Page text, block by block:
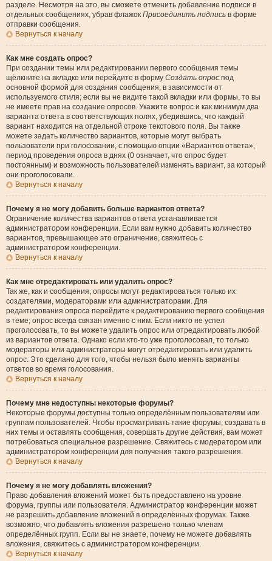
разделе. Несмотря на это, вы сможете отменить добавление подписи в
отдельных сообщениях, убрав флажок Присоединить подпись в форме
отправки сообщения.
Вернуться к началу
Как мне создать опрос?
При создании темы или редактировании первого сообщения темы
щёлкните на вкладке или перейдите в форму Создать опрос под
основной формой для создания сообщения, в зависимости от
используемого стиля; если вы не видите такой вкладки или формы, то вы
не имеете прав на создание опросов. Укажите вопрос и как минимум два
варианта ответа в соответствующих полях, убедившись, что каждый
вариант находится на отдельной строке текстового поля. Вы также
можете задать количество вариантов, которые могут выбрать
пользователи при голосовании, с помощью опции «Вариантов ответа»,
период проведения опроса в днях (0 означает, что опрос будет
постоянным) и возможность пользователей изменять вариант, за который
они проголосовали.
Вернуться к началу
Почему я не могу добавить больше вариантов ответа?
Ограничение количества вариантов ответа устанавливается
администратором конференции. Если вам нужно добавить количество
вариантов, превышающее это ограничение, свяжитесь с
администратором конференции.
Вернуться к началу
Как мне отредактировать или удалить опрос?
Так же, как и сообщения, опросы могут редактироваться только их
создателями, модераторами или администраторами. Для
редактирования опроса перейдите к редактированию первого сообщения
в теме; опрос всегда связан именно с ним. Если никто не успел
проголосовать, то вы можете удалить опрос или отредактировать любой
из вариантов ответа. Однако если кто-то уже проголосовал, то только
модераторы или администраторы могут отредактировать или удалить
опрос. Это сделано для того, чтобы нельзя было менять варианты
ответов во время голосования.
Вернуться к началу
Почему мне недоступны некоторые форумы?
Некоторые форумы доступны только определённым пользователям или
группам пользователей. Чтобы просматривать такие форумы, создавать в
них темы и оставлять сообщения, совершать другие действия, вам может
потребоваться специальное разрешение. Свяжитесь с модератором или
администратором конференции для получения такого разрешения.
Вернуться к началу
Почему я не могу добавлять вложения?
Право добавления вложений может быть предоставлено на уровне
форума, группы или пользователя. Администратор конференции может
не разрешить добавление вложений в определённых форумах. Также
возможно, что добавлять вложения разрешено только членам
определённых групп. Если вы не знаете, почему не можете добавлять
вложения, свяжитесь с администратором конференции.
Вернуться к началу